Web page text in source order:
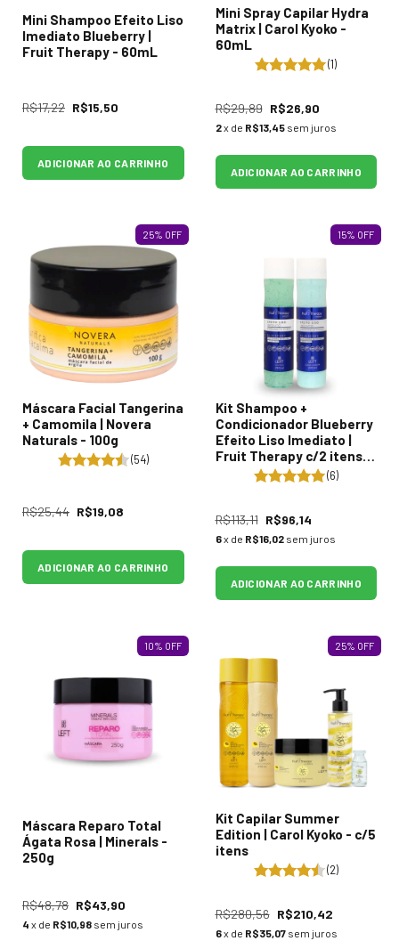
Mini Shampoo Efeito Liso
Imediato Blueberry |
Fruit Therapy - 60mL
R$17,22 R$15,50
ADICIONAR AO CARRINHO
Mini Spray Capilar Hydra
Matrix | Carol Kyoko -
60mL
(1)
R$29,89 R$26,90
2x de R$13,45 sem juros
ADICIONAR AO CARRINHO
25% OFF
Máscara Facial Tangerina
+ Camomila | Novera
Naturals - 100g
(54)
R$25,44 R$19,08
ADICIONAR AO CARRINHO
15% OFF
Kit Shampoo +
Condicionador Blueberry
Efeito Liso Imediato |
Fruit Therapy c/2 itens -
2x290ml
(6)
R$113,11 R$96,14
6x de R$16,02 sem juros
ADICIONAR AO CARRINHO
10% OFF
Máscara Reparo Total
Ágata Rosa | Minerals -
250g
R$48,78 R$43,90
4 x de R$10,98 sem juros
25% OFF
Kit Capilar Summer
Edition | Carol Kyoko - c/5
itens
(2)
R$280,56 R$210,42
6x de R$35,07 sem juros